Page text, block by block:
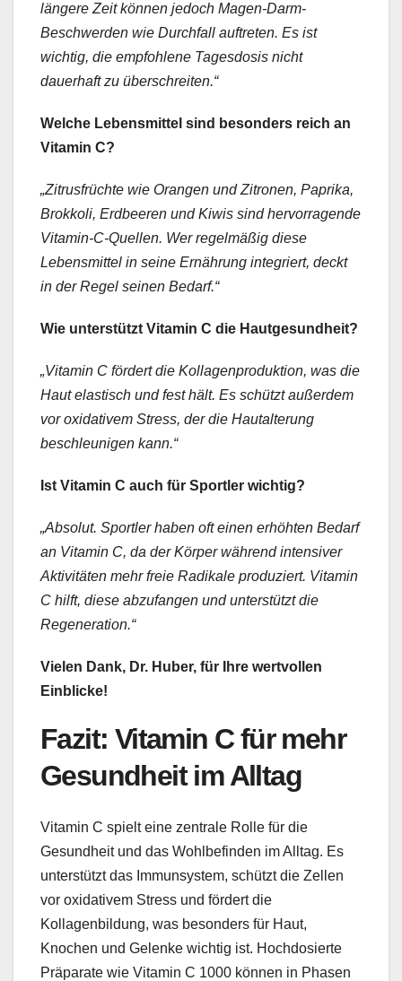
längere Zeit können jedoch Magen-Darm-
Beschwerden wie Durchfall auftreten. Es ist
wichtig, die empfohlene Tagesdosis nicht
dauerhaft zu überschreiten.“
Welche Lebensmittel sind besonders reich an
Vitamin C?
„Zitrusfrüchte wie Orangen und Zitronen, Paprika,
Brokkoli, Erdbeeren und Kiwis sind hervorragende
Vitamin-C-Quellen. Wer regelmäßig diese
Lebensmittel in seine Ernährung integriert, deckt
in der Regel seinen Bedarf.“
Wie unterstützt Vitamin C die Hautgesundheit?
„Vitamin C fördert die Kollagenproduktion, was die
Haut elastisch und fest hält. Es schützt außerdem
vor oxidativem Stress, der die Hautalterung
beschleunigen kann.“
Ist Vitamin C auch für Sportler wichtig?
„Absolut. Sportler haben oft einen erhöhten Bedarf
an Vitamin C, da der Körper während intensiver
Aktivitäten mehr freie Radikale produziert. Vitamin
C hilft, diese abzufangen und unterstützt die
Regeneration.“
Vielen Dank, Dr. Huber, für Ihre wertvollen
Einblicke!
Fazit: Vitamin C für mehr
Gesundheit im Alltag
Vitamin C spielt eine zentrale Rolle für die
Gesundheit und das Wohlbefinden im Alltag. Es
unterstützt das Immunsystem, schützt die Zellen
vor oxidativem Stress und fördert die
Kollagenbildung, was besonders für Haut,
Knochen und Gelenke wichtig ist. Hochdosierte
Präparate wie Vitamin C 1000 können in Phasen